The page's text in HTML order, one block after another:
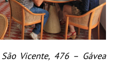
Vicente, 476 – Gávea